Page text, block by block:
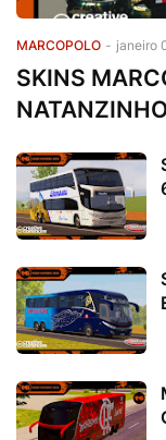
MARCOPOLO - janeiro
SKINS